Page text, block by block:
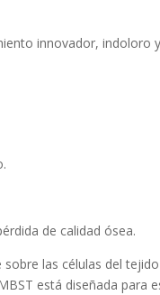
innovador, indoloro
de calidad ósea.
las células del
está diseñada para